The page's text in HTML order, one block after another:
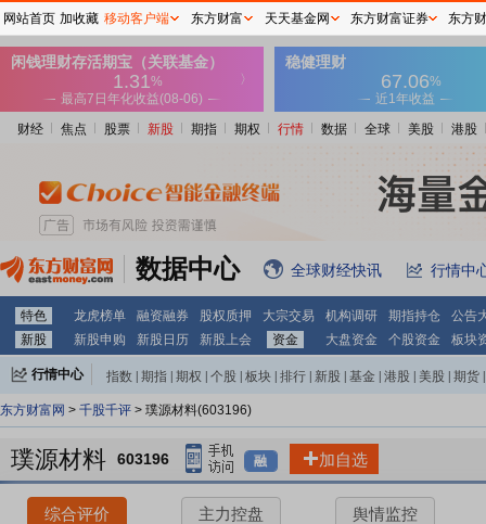
财经 焦点 股票 新股 期指 期权 行情 数据 全球 美股 港股
数据中心 全球财经快讯 行情中
特色 龙虎榜单 融资融券 股权质押 大宗交易 机构调研 期指持仓
公告
新股
新股申购 新股日历 新股上会 资金 大盘资金 个股资金 板块
行情中心 指数 期指 期权 个股 板块 排行 新股 基金 港股 美股 期货
东方财富网 > 千股千评 > 璞源材料(603196)
璞源材料 603196 融 加自选
综合评价 主力控盘 舆情监控
网站首页 加收藏 移动客户端 东方财富 天天基金网 东方财富证券 东方